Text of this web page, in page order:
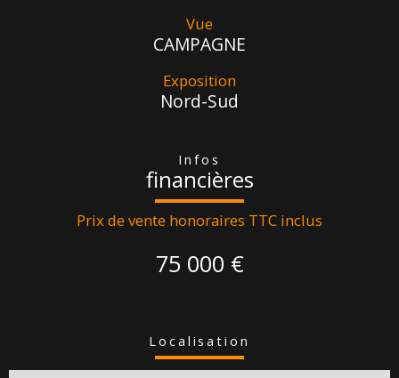
Vue
CAMPAGNE
Exposition
Nord-Sud
infos
financières
Prix de vente honoraires TTC inclus
75 000 €
localisation